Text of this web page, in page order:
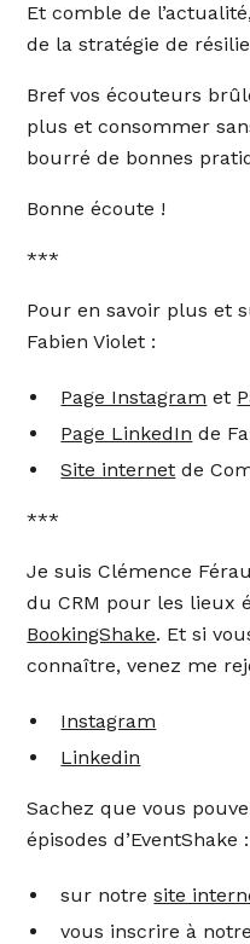
Et comble de
de la stratégie de
Bref vos écouteurs
plus et consommer
bourré de bonnes
Bonne écoute !
***
Pour en savoir plus et
Fabien Violet :
Page Instagram et
Page LinkedIn de
Site internet de
***
Je suis Clémence
du CRM pour les lieux
BookingShake. Et si
connaître, venez me
Instagram
Linkedin
Sachez que vous
épisodes d’EventShake :
sur notresite
vous inscrire à